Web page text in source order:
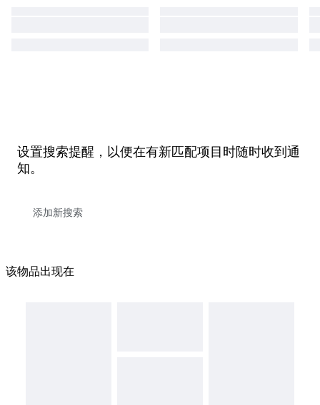
设置搜索提醒，以便在有新匹配项目时随时收到通
知。
该物品出现在